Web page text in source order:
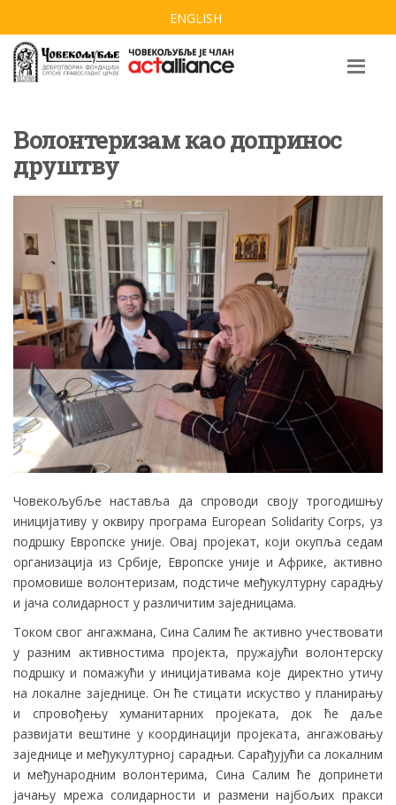
ENGLISH
Волонтеризам као допринос
друштву
Човекoљубље наставља да спроводи своју трогодишњу
иницијативу у оквиру програма European Solidarity Corps, уз
подршку Европске уније. Овај пројекат, који окупља седам
организација из Србије, Европске уније и Африке, активно
промовише волонтеризам, подстиче међукултурну сарадњу
и јача солидарност у различитим заједницама.
Током свог ангажмана, Сина Салим ће активно учествовати
у разним активностима пројекта, пружајући волонтерску
подршку и помажући у иницијативама које директно утичу
на локалне заједнице. Он ће стицати искуство у планирању
и спровођењу хуманитарних пројеката, док ће даље
развијати вештине у координацији пројеката, ангажовању
заједнице и међукултурној сарадњи. Сарађујући са локалним
и међународним волонтерима, Сина Салим ће допринети
јачању мрежа солидарности и размени најбољих пракси